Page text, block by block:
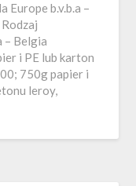
Europe b.v.b.a –
– Belgia
i PE lub karton
750g papier i
leroy,